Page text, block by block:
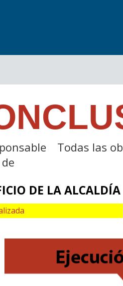
Todas las
DE LA ALCALDÍA